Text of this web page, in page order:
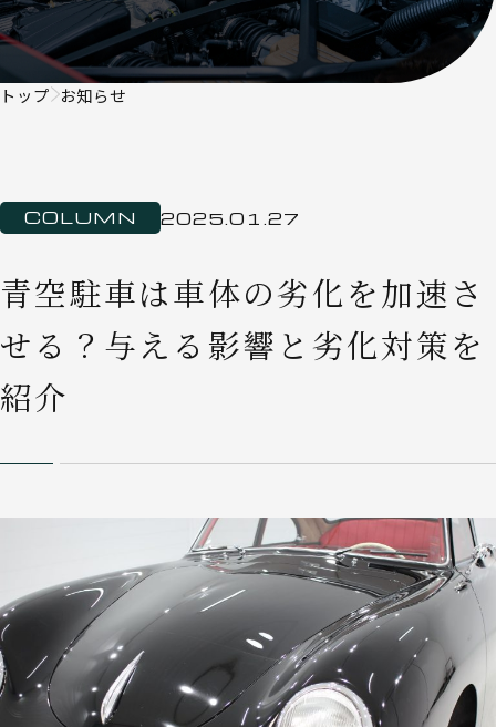
トップ お知らせ
COLUMN 2025.01.27
青空駐車は車体の劣化を加速さ
せる？与える影響と劣化対策を
紹介